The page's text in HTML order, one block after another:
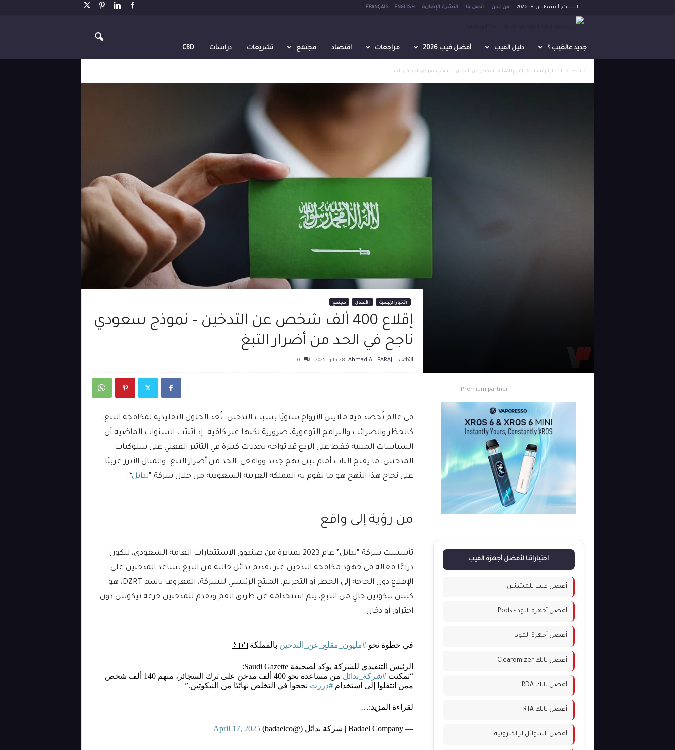
السبت, أغسطس 8, 2026 من نحن اتصل بنا النشرة الإخبارية ENGLISH
FRANÇAIS
a
p
CBD دراسات تشريعات مجتمع اقتصاد مراجعات أفضل فيب 2026 دليل الفيب جديد عالفيب ؟
Home الأخبار الرئيسية إقلاع 400 ألف شخص عن التدخين – نموذج سعودي ناجح في الحد...
الأخبار الرئيسية الأعمال مجتمع
إقلاع 400 ألف شخص عن التدخين – نموذج سعودي
ناجح في الحد من أضرار التبغ
الكاتب - Ahmad AL-FARAJI 28 مايو، 2025 0
في عالم تُحصد فيه ملايين الأرواح سنويًا بسبب التدخين، تُعد الحلول التقليدية لمكافحة التبغ،
كالحظر والضرائب والبرامج التوعوية، ضرورية لكنها غير كافية. إذ أثبتت السنوات الماضية أن
السياسات المبنية فقط على الردع قد تواجه تحديات كبيرة في التأثير الفعلي على سلوكيات
المدخنين، ما يفتح الباب أمام تبني نهج جديد وواقعي: الحد من أضرار التبغ. والمثال الأبرز عربيًا
على نجاح هذا النهج هو ما تقوم به المملكة العربية السعودية من خلال شركة “بدائل“.
من رؤية إلى واقع
تأسست شركة “بدائل” عام 2023 بمبادرة من صندوق الاستثمارات العامة السعودي، لتكون
ذراعًا فعالة في جهود مكافحة التدخين عبر تقديم بدائل خالية من التبغ تساعد المدخنين على
الإقلاع دون الحاجة إلى الحظر أو التجريم. المنتج الرئيسي للشركة، المعروف باسم DZRT، هو
كيس نيكوتين خالٍ من التبغ، يتم استخدامه عن طريق الفم ويقدم للمدخنين جرعة نيكوتين دون
احتراق أو دخان.
في خطوة نحو#مليون_مقلع_عن_التدخين بالمملكة 🇸🇦
الرئيس التنفيذي للشركة يؤكد لصحيفة Saudi Gazette:
“تمكنت#شركة_بدائل
من مساعدة نحو 400 ألف مدخن على ترك السجائر، منهم 140 ألف شخص
ممن انتقلوا إلى استخدام#دزرت نجحوا في التخلص نهائيًا من النيكوتين.”
لقراءة المزيد:…
— Badael Company | شركة بدائل (@badaelco) April 17, 2025
Premium partner
اختياراتنا لأفضل أجهزة الفيب
أفضل فيب للمبتدئين
أفضل أجهزة البود - Pods
أفضل أجهزة المود
أفضل تانك Clearomizer
أفضل تانك RDA
أفضل تانك RTA
أفضل السوائل الإلكترونية